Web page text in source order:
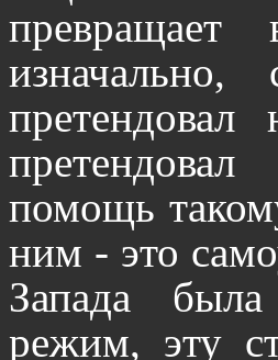
помощь
ним - это
Запада
режим, эту